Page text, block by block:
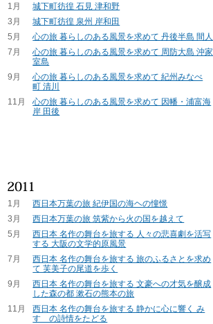
1月
城下町彷徨 石見 津和野
3月
城下町彷徨 泉州 岸和田
5月
心の旅 暮らしのある風景を求めて 丹後半島 間人
7月
心の旅 暮らしのある風景を求めて 周防大島 沖家
室島
9月
心の旅 暮らしのある風景を求めて 紀州みなべ
町 清川
11月
心の旅 暮らしのある風景を求めて 因幡・浦富海
岸 田後
1月
西日本万葉の旅 紀伊国の海ヘの憧憬
3月
西日本万葉の旅 筑紫から火の国を越えて
5月
西日本 名作の舞台を旅する 人々の悲喜劇を活写
する 大阪の文学的原風景
7月
西日本 名作の舞台を旅する 旅のふるさとを求め
て 芙美子の尾道を歩く
9月
西日本 名作の舞台を旅する 文豪への才気を醸成
した森の都 漱石の熊本の旅
11月
西日本 名作の舞台を旅する 静かに心に響く み
すゞの詩情をたどる